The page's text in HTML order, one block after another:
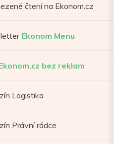
čtení na Ekonom.cz
Ekonom Menu
bez reklam
Logistika
Právní rádce